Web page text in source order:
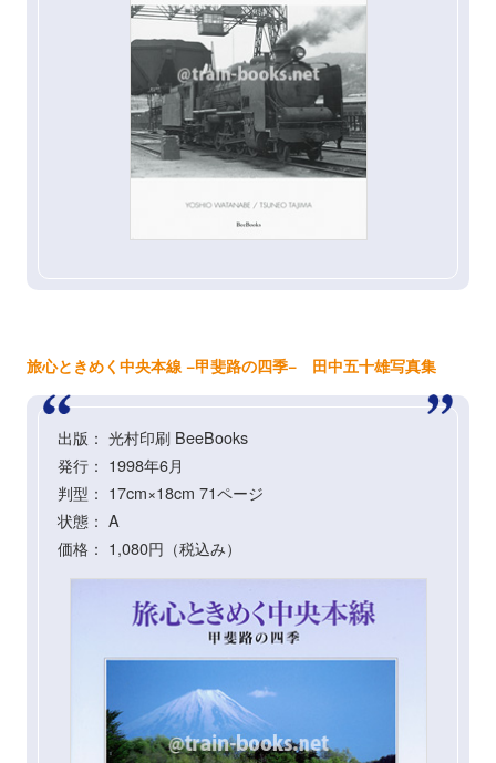
旅心ときめく中央本線 −甲斐路の四季− 田中五十雄写真集
出版： 光村印刷 BeeBooks
発行： 1998年6月
判型： 17cm×18cm 71ページ
状態： A
価格： 1,080円（税込み）